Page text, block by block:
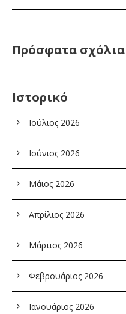
Πρόσφατα σχόλια
Ιστορικό
Ιούλιος 2026
Ιούνιος 2026
Μάιος 2026
Απρίλιος 2026
Μάρτιος 2026
Φεβρουάριος 2026
Ιανουάριος 2026